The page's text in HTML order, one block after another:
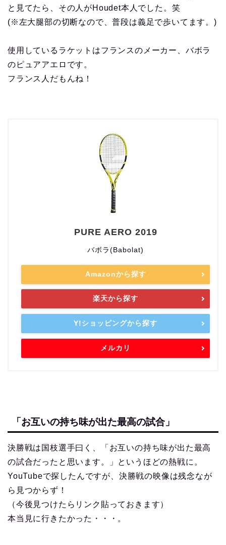
と見てたら、その人がHoudet本人でした。笑
(※左大腿部の切断なので、普段は義足で歩いてます。)
使用しているラケットはフランスのメーカー、バボラ
のピュアアエロです。
フランス人だもんね！
PURE AERO 2019
バボラ(Babolat)
Amazonから探す
楽天から探す
Y!ショッピングから探す
メルカリ
「お互いの持ち味が出た最高の試合」
決勝戦は国枝選手曰く、「お互いの持ち味が出た最高
の試合だったと思います。」というほどの熱戦に。
YouTubeで探したんですが、決勝戦の映像は残念なが
ら見つからず！
（今後見つけたらリンク貼っておきます）
本当見に行きたかった・・・。